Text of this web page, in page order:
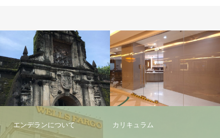
学校施設
エンデランについて カリキュラム